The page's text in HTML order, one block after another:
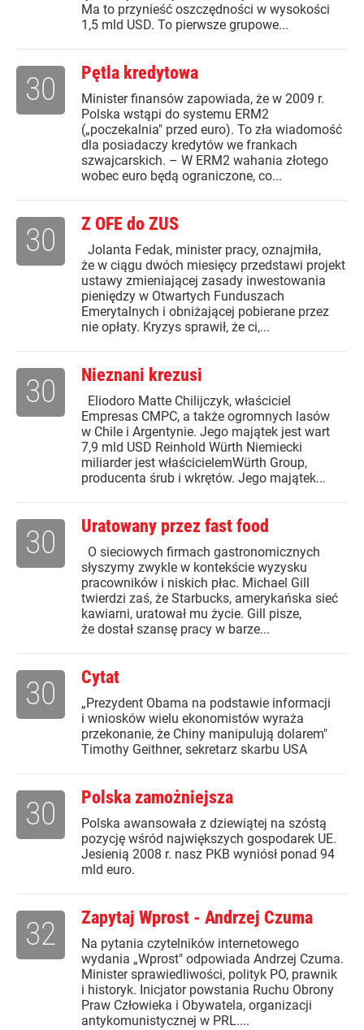
Ma to przynieść oszczędności w wysokości
1,5 mld USD. To pierwsze grupowe...
Pętla kredytowa
Minister finansów zapowiada, że w 2009 r.
Polska wstąpi do systemu ERM2
(„poczekalnia" przed euro). To zła wiadomość
dla posiadaczy kredytów we frankach
szwajcarskich. – W ERM2 wahania złotego
wobec euro będą ograniczone, co...
30
Z OFE do ZUS
Jolanta Fedak, minister pracy, oznajmiła,
że w ciągu dwóch miesięcy przedstawi projekt
ustawy zmieniającej zasady inwestowania
pieniędzy w Otwartych Funduszach
Emerytalnych i obniżającej pobierane przez
nie opłaty. Kryzys sprawił, że ci,...
30
Nieznani krezusi
Eliodoro Matte Chilijczyk, właściciel
Empresas CMPC, a także ogromnych lasów
w Chile i Argentynie. Jego majątek jest wart
7,9 mld USD Reinhold Würth Niemiecki
miliarder jest właścicielemWürth Group,
producenta śrub i wkrętów. Jego majątek...
30
Uratowany przez fast food
O sieciowych firmach gastronomicznych
słyszymy zwykle w kontekście wyzysku
pracowników i niskich płac. Michael Gill
twierdzi zaś, że Starbucks, amerykańska sieć
kawiarni, uratował mu życie. Gill pisze,
że dostał szansę pracy w barze...
30
Cytat
„Prezydent Obama na podstawie informacji
i wniosków wielu ekonomistów wyraża
przekonanie, że Chiny manipulują dolarem"
Timothy Geithner, sekretarz skarbu USA
30
Polska zamożniejsza
Polska awansowała z dziewiątej na szóstą
pozycję wśród największych gospodarek UE.
Jesienią 2008 r. nasz PKB wyniósł ponad 94
mld euro.
30
Zapytaj Wprost - Andrzej Czuma
Na pytania czytelników internetowego
wydania „Wprost" odpowiada Andrzej Czuma.
Minister sprawiedliwości, polityk PO, prawnik
i historyk. Inicjator powstania Ruchu Obrony
Praw Człowieka i Obywatela, organizacji
antykomunistycznej w PRL....
32